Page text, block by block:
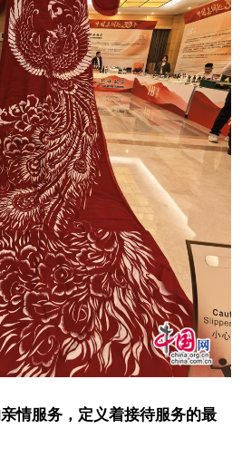
情服务，定义着接待服务的最